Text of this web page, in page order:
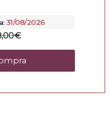
31/08/2026
€